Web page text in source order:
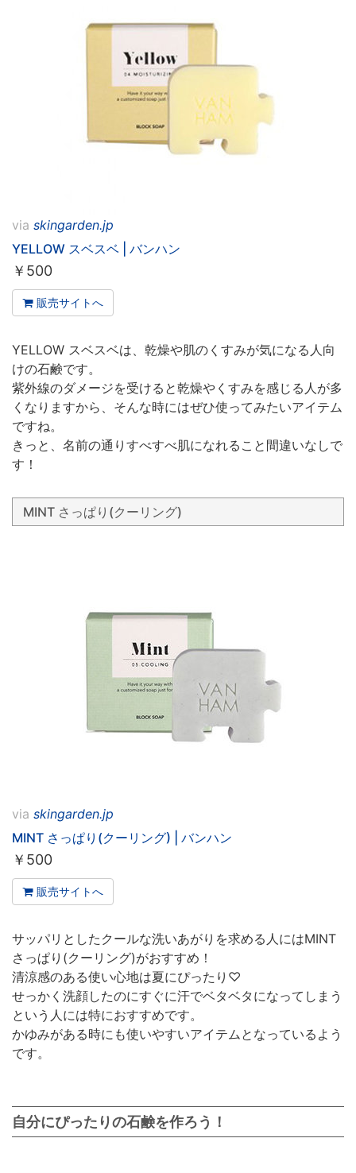
via skingarden.jp
YELLOW スベスベ | バンハン
￥ 500
販売サイトへ
YELLOW スベスベは、乾燥や肌のくすみが気になる人向
けの石鹸です。
紫外線のダメージを受けると乾燥やくすみを感じる人が多
くなりますから、そんな時にはぜひ使ってみたいアイテム
ですね。
きっと、名前の通りすべすべ肌になれること間違いなしで
す！
MINT さっぱり(クーリング)
via skingarden.jp
MINT さっぱり(クーリング) | バンハン
￥ 500
販売サイトへ
サッパリとしたクールな洗いあがりを求める人にはMINT
さっぱり(クーリング)がおすすめ！
清涼感のある使い心地は夏にぴったり♡
せっかく洗顔したのにすぐに汗でベタベタになってしまう
という人には特におすすめです。
かゆみがある時にも使いやすいアイテムとなっているよう
です。
自分にぴったりの石鹸を作ろう！